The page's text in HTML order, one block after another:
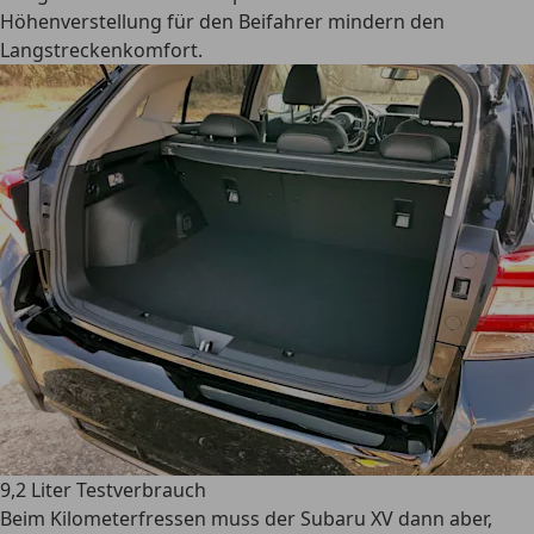
Höhenverstellung für den Beifahrer mindern den
Langstreckenkomfort.
9,2 Liter Testverbrauch
Beim Kilometerfressen muss der Subaru XV dann aber,